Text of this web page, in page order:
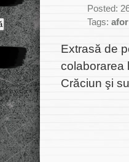
Posted:
Tags:
Extrasă de
colaborarea
Crăciun şi